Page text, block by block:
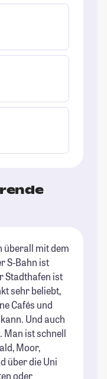
überall mit dem
S-Bahn ist
Stadthafen ist
sehr beliebt,
Cafés und
Und auch
Man ist schnell
Moor,
über die Uni
oder